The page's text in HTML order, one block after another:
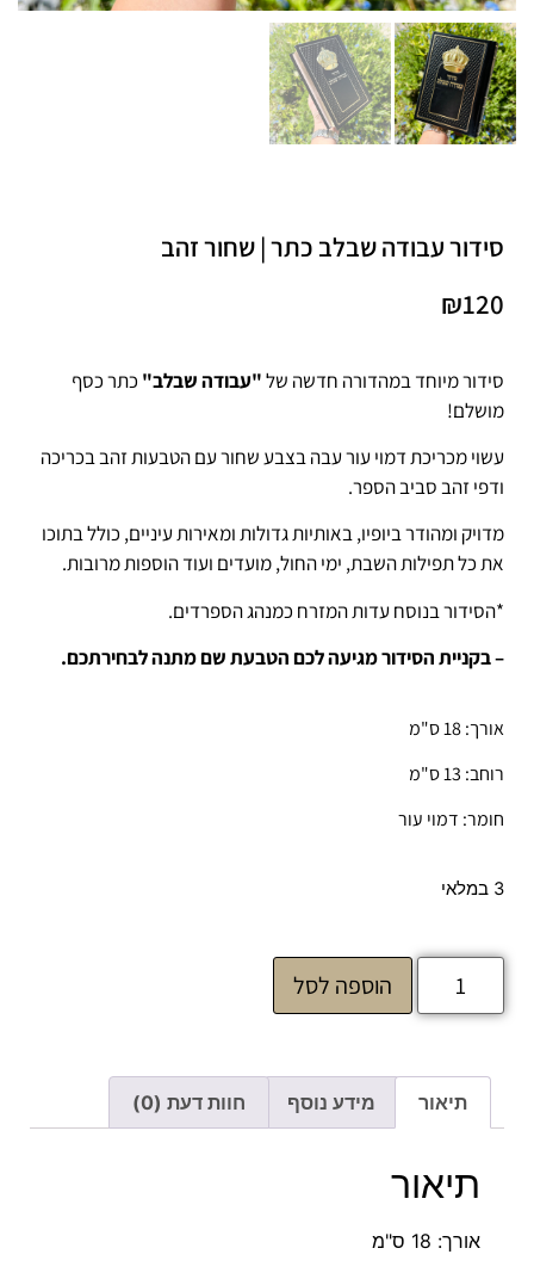
סידור עבודה שבלב כתר | שחור זהב
₪120
סידור מיוחד במהדורה חדשה של"עבודה שבלב" כתר כסף
מושלם!
עשוי מכריכת דמוי עור עבה בצבע שחור עם הטבעות זהב בכריכה
ודפי זהב סביב הספר.
מדויק ומהודר ביופיו, באותיות גדולות ומאירות עיניים, כולל בתוכו
את כל תפילות השבת, ימי החול, מועדים ועוד הוספות מרובות.
*הסידור בנוסח עדות המזרח כמנהג הספרדים.
– בקניית הסידור מגיעה לכם הטבעת שם מתנה לבחירתכם.
אורך: 18 ס"מ
רוחב: 13 ס"מ
חומר: דמוי עור
3 במלאי
הוספה לסל
תיאור מידע נוסף חוות דעת (0)
תיאור
אורך: 18 ס"מ